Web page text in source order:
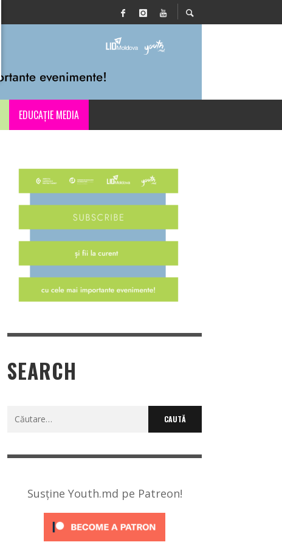
EDUCAȚIE MEDIA
SEARCH
Caută
Susține Youth.md pe Patreon!